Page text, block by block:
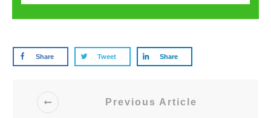
Share Tweet Share
Previous Article